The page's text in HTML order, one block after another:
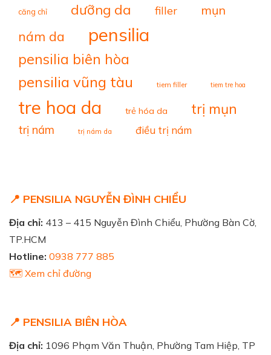
căng chỉ dưỡng da filler mụn
nám da pensilia
pensilia biên hòa
pensilia vũng tàu tiem filler tiem tre hoa
tre hoa da trẻ hóa da trị mụn
trị nám trị nám da điều trị nám
📍 PENSILIA NGUYỄN ĐÌNH CHIỂU
Địa chỉ: 413 – 415 Nguyễn Đình Chiểu, Phường Bàn Cờ,
TP.HCM
Hotline: 0938 777 885
🗺️ Xem chỉ đường
📍 PENSILIA BIÊN HÒA
Địa chỉ: 1096 Phạm Văn Thuận, Phường Tam Hiệp, TP